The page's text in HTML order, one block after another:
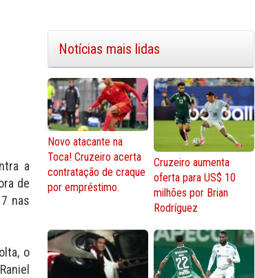
a
de
nas
o
Notícias mais lidas
Novo atacante na
Toca! Cruzeiro acerta
contratação de craque
por empréstimo.
Cruzeiro aumenta
oferta para US$ 10
milhões por Brian
Rodríguez